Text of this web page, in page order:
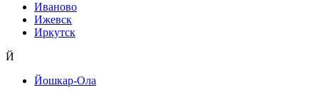
Иваново
Ижевск
Иркутск
Й
Йошкар-Ола